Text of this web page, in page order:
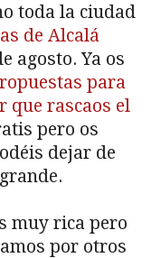
toda la ciudad
de Alcalá
agosto. Ya os
para
que rascaos el
pero os
dejar de
muy rica pero
por otros